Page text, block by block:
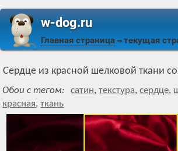
w-dog.ru
Главная страница ⇒ текущая
Сердце из красной шелковой ткани
Обои с тегом: сатин,текстура,сердце,
красная,ткань